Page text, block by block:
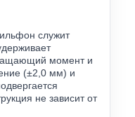
служит
момент и
(±2,0 мм) и
не зависит от